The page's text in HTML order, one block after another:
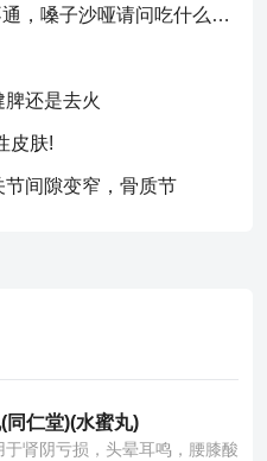
你好，鼻炎犯了，鼻子不通，嗓子沙哑请问吃什么药比较好？
脾还是去火
皮肤!
间隙变窄，骨质节
同仁堂)(水蜜丸)
于肾阴亏损，头晕耳鸣，腰膝酸